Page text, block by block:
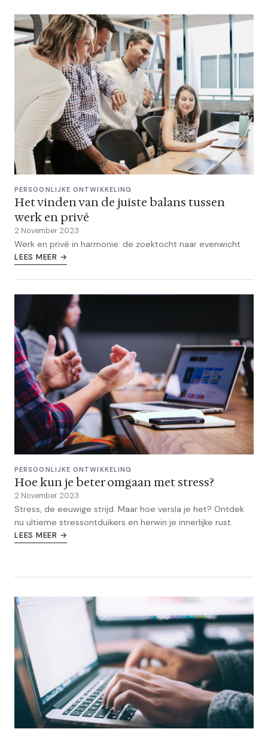
PERSOONLIJKE ONTWIKKELING
Het vinden van de juiste balans tussen
werk en privé
2 November 2023
Werk en privé in harmonie: de zoektocht naar evenwicht
LEES MEER →
PERSOONLIJKE ONTWIKKELING
Hoe kun je beter omgaan met stress?
2 November 2023
Stress, de eeuwige strijd. Maar hoe versla je het? Ontdek
nu ultieme stressontduikers en herwin je innerlijke rust.
LEES MEER →